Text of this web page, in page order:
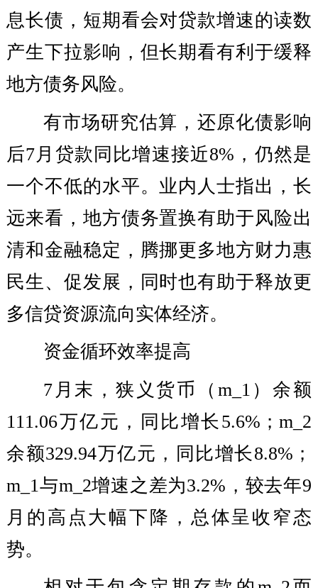
息长债，短期看会对贷款增速的读数
产生下拉影响，但长期看有利于缓释
地方债务风险。
有市场研究估算，还原化债影响
后7月贷款同比增速接近8%，仍然是
一个不低的水平。业内人士指出，长
远来看，地方债务置换有助于风险出
清和金融稳定，腾挪更多地方财力惠
民生、促发展，同时也有助于释放更
多信贷资源流向实体经济。
资金循环效率提高
7月末，狭义货币（m_1）余额
111.06万亿元，同比增长5.6%；m_2
余额329.94万亿元，同比增长8.8%；
m_1与m_2增速之差为3.2%，较去年9
月的高点大幅下降，总体呈收窄态
势。